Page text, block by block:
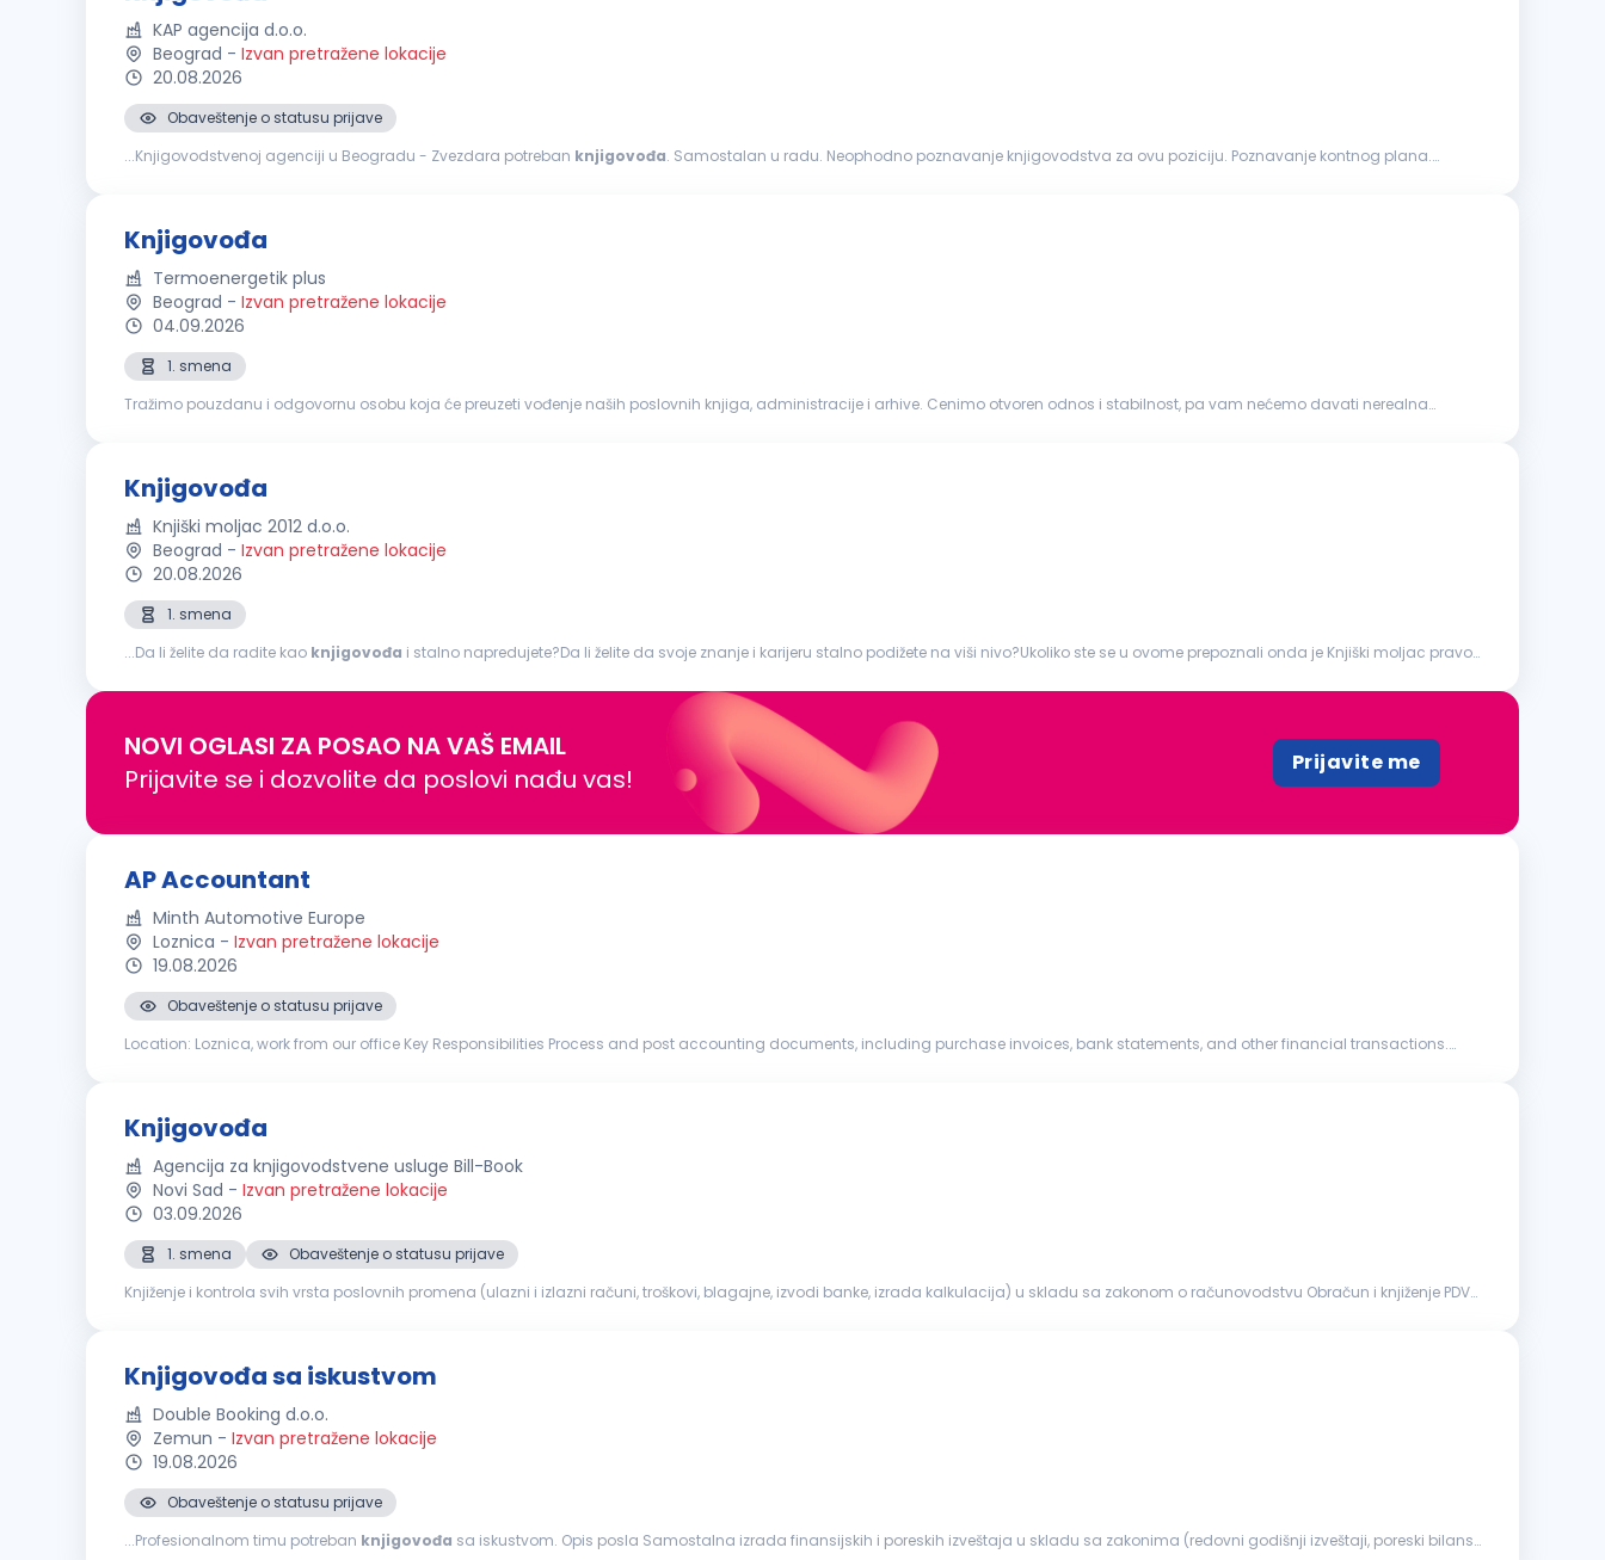
KAP agencija d.o.o.
Beograd - Izvan pretražene lokacije
20.08.2026
Obaveštenje o statusu prijave
...Knjigovodstvenoj agenciji u Beogradu - Zvezdara potreban knjigovođa. Samostalan u radu. Neophodno poznavanje knjigovodstva za ovu poziciju. Poznavanje kontnog plana.
Knjigovođa
Termoenergetik plus
Beograd - Izvan pretražene lokacije
04.09.2026
1. smena
Tražimo pouzdanu i odgovornu osobu koja će preuzeti vođenje naših poslovnih knjiga, administracije i arhive. Cenimo otvoren odnos i stabilnost, pa vam nećemo davati nerealna
Knjigovođa
Knjiški moljac 2012 d.o.o.
Beograd - Izvan pretražene lokacije
20.08.2026
1. smena
...Da li želite da radite kao knjigovođa i stalno napredujete?Da li želite da svoje znanje i karijeru stalno podižete na viši nivo?Ukoliko ste se u ovome prepoznali onda je Knjiški moljac pravo
NOVI OGLASI ZA POSAO NA VAŠ EMAIL
Prijavite se i dozvolite da poslovi nađu vas!
Prijavite me
AP Accountant
Minth Automotive Europe
Loznica - Izvan pretražene lokacije
19.08.2026
Obaveštenje o statusu prijave
Location: Loznica, work from our office Key Responsibilities Process and post accounting documents, including purchase invoices, bank statements, and other financial transactions.
Knjigovođa
Agencija za knjigovodstvene usluge Bill-Book
Novi Sad - Izvan pretražene lokacije
03.09.2026
1. smena
Obaveštenje o statusu prijave
Knjiženje i kontrola svih vrsta poslovnih promena (ulazni i izlazni računi, troškovi, blagajne, izvodi banke, izrada kalkulacija) u skladu sa zakonom o računovodstvu Obračun i knjiženje PDV-
Knjigovođa sa iskustvom
Double Booking d.o.o.
Zemun - Izvan pretražene lokacije
19.08.2026
Obaveštenje o statusu prijave
...Profesionalnom timu potreban knjigovođa sa iskustvom. Opis posla Samostalna izrada finansijskih i poreskih izveštaja u skladu sa zakonima (redovni godišnji izveštaji, poreski bilansi,